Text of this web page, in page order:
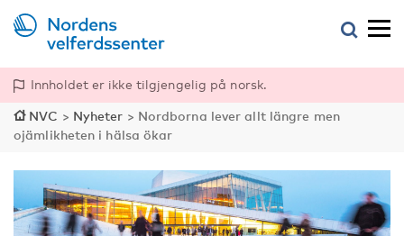
Innholdet er ikke tilgjengelig på norsk.
NVC > Nyheter > Nordborna lever allt längre men
ojämlikheten i hälsa ökar